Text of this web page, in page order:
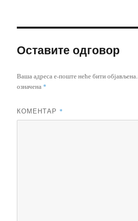
Оставите одговор
Ваша адреса е-поште неће бити објављена.
означена *
КОМЕНТАР *